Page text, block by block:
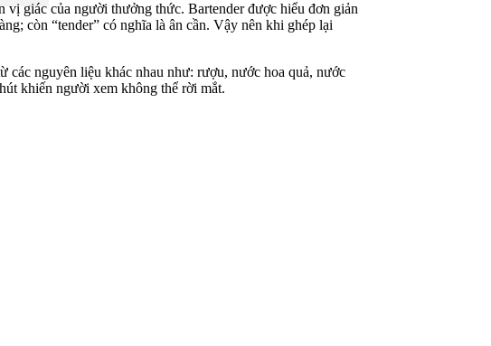
vị giác của người thưởng thức. Bartender được hiểu đơn giản
còn “tender” có nghĩa là ân cần. Vậy nên khi ghép lại
các nguyên liệu khác nhau như: rượu, nước hoa quả, nước
khiến người xem không thể rời mắt.